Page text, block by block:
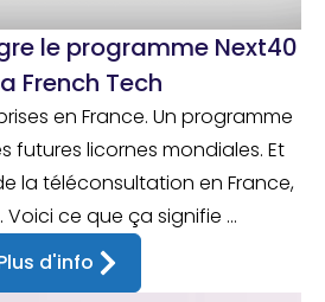
le programme Next40
French Tech
en France. Un programme
futures licornes mondiales. Et
la téléconsultation en France,
ce que ça signifie ...
d'info